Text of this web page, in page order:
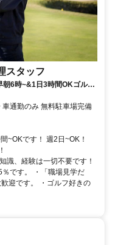
スタッフ
朝6時~&1日3時間OKゴルフ
分 車通勤のみ 無料駐車場完備
~OKです！ 週2日~OK！
識、経験は一切不要です！
です。 ・「職場見学だ
迎です。 ・ゴルフ好きの